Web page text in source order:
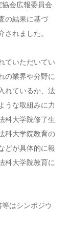
会広報委員会
の結果に基づ
れました。
ていただいてい
の業界や分野に
れているか、法
うな取組みに力
科大学院修了生
科大学院教育の
どが具体的に報
科大学院教育に
はシンポジウ